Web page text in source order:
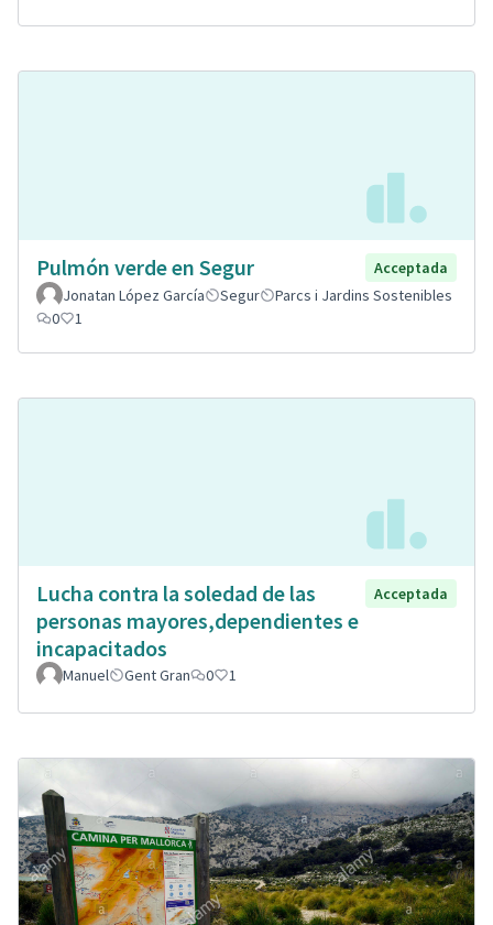
Pulmón verde en Segur
Acceptada
Jonatan López García
Segur
Parcs i Jardins Sostenibles
0
1
Lucha contra la soledad de las
personas mayores,dependientes e
incapacitados
Acceptada
Manuel Gent Gran 0 1